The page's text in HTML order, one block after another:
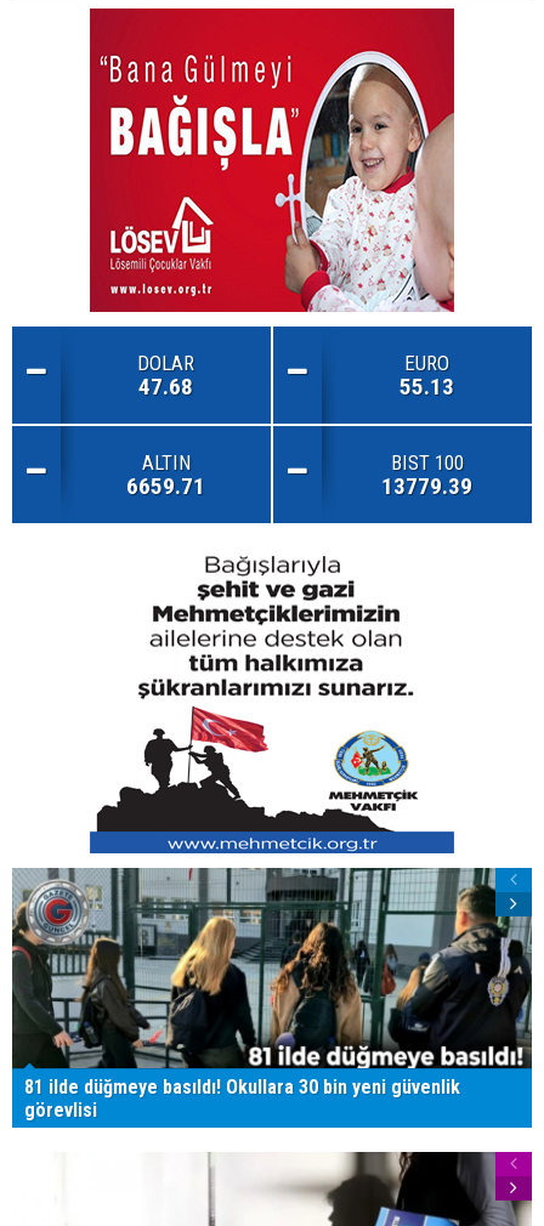
DOLAR
47.68
EURO
55.13
ALTIN
6659.71
BIST 100
13779.39
81 ilde düğmeye basıldı! Okullara 30 bin yeni güvenlik
görevlisi